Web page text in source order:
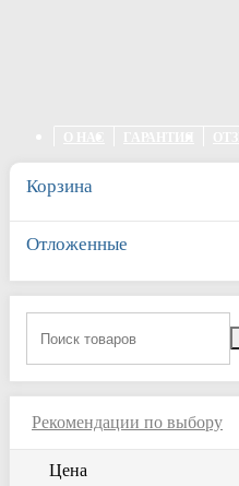
Корзина
Отложенные
Рекомендации по выбору
Цена